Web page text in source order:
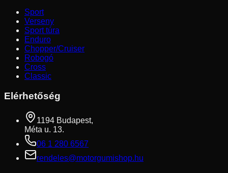
Sport
Verseny
Sport túra
Enduro
Chopper/Cruiser
Robogó
Cross
Classic
Elérhetőség
1194 Budapest,
Méta u. 13.
06 1 280 6567
rendeles@motorgumishop.hu